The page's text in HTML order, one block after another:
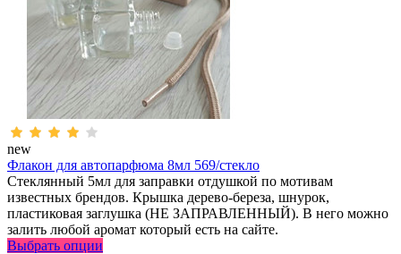
new
Флакон для автопарфюма 8мл 569/стекло
Стеклянный 5мл для заправки отдушкой по мотивам
известных брендов. Крышка дерево-береза, шнурок,
пластиковая заглушка (НЕ ЗАПРАВЛЕННЫЙ). В него можно
залить любой аромат который есть на сайте.
Выбрать опции